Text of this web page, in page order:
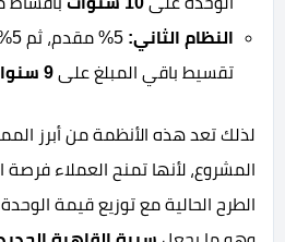
النظام الثاني:
تقسيط باقي المبلغ على 9 سنوات
لذلك تعد هذه الأنظمة من أبرز
المشروع، لأنها تمنح العملاء فرصة
الطرح الحالية مع توزيع قيمة